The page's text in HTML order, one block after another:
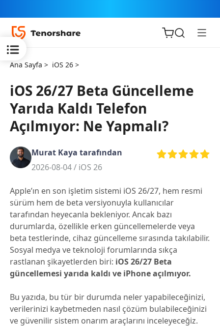
iOS için
ReiBoot
Tenorshare
PDNob
iAnyGo
Ana Sayfa > iOS 26 >
iOS 26/27 Beta Güncelleme
Yarıda Kaldı Telefon
Açılmıyor: Ne Yapmalı?
Murat Kaya tarafından
2026-08-04 / iOS 26
Apple’ın en son işletim sistemi iOS 26/27, hem resmi
sürüm hem de beta versiyonuyla kullanıcılar
tarafından heyecanla bekleniyor. Ancak bazı
durumlarda, özellikle erken güncellemelerde veya
beta testlerinde, cihaz güncelleme sırasında takılabilir.
Sosyal medya ve teknoloji forumlarında sıkça
rastlanan şikayetlerden biri: iOS 26/27 Beta
güncellemesi yarıda kaldı ve iPhone açılmıyor.
Bu yazıda, bu tür bir durumda neler yapabileceğinizi,
verilerinizi kaybetmeden nasıl çözüm bulabileceğinizi
ve güvenilir sistem onarım araçlarını inceleyeceğiz.